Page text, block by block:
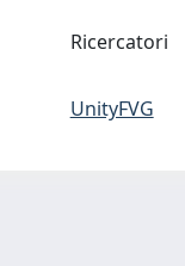
Ricercatori
UnityFVG